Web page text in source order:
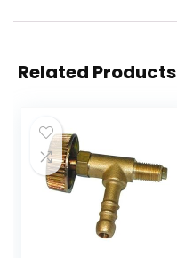
Related Products